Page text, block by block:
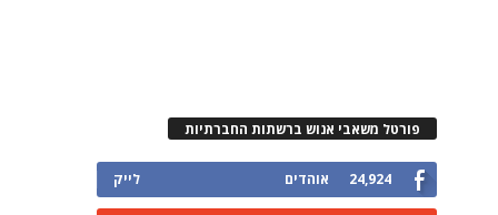
פורטל משאבי אנוש ברשתות החברתיות
24,924 אוהדים לייק